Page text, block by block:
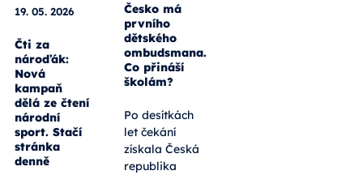
19. 05. 2026
Čti za
nároďák:
Nová
kampaň
dělá ze čtení
národní
sport. Stačí
stránka
denně
Česko má
prvního
dětského
ombudsmana.
Co přináší
školám?
Po desítkách
let čekání
získala Česká
republika